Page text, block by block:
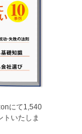
にて1,540
トいたしま